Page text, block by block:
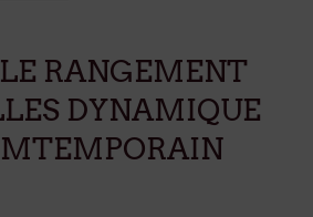
RANGEMENT
DYNAMIQUE